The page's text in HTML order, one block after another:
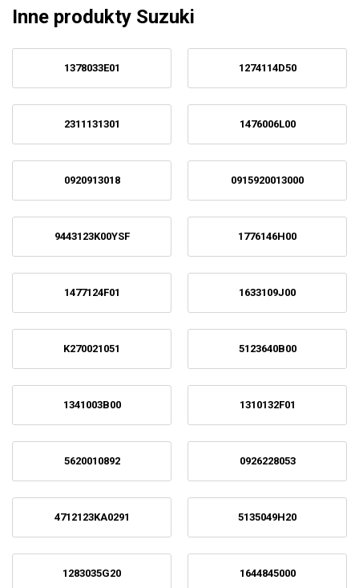
Inne produkty Suzuki
1378033E01 1274114D50
2311131301 1476006L00
0920913018 0915920013000
9443123K00YSF 1776146H00
1477124F01 1633109J00
K270021051 5123640B00
1341003B00 1310132F01
5620010892 0926228053
4712123KA0291 5135049H20
1283035G20 1644845000